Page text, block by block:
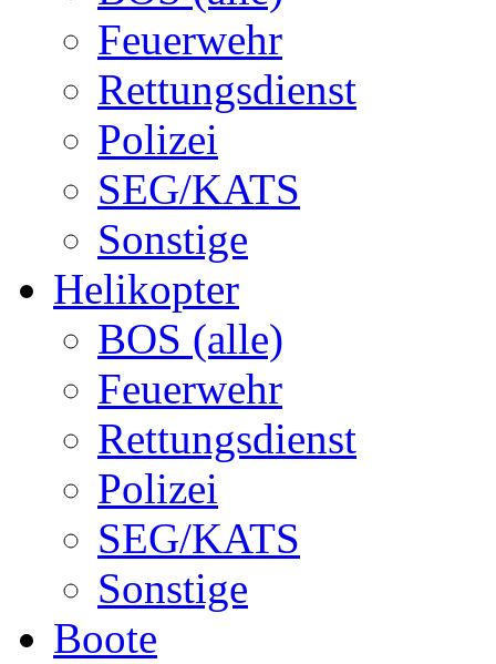
Feuerwehr
Rettungsdienst
Polizei
SEG/KATS
Sonstige
Helikopter
BOS (alle)
Feuerwehr
Rettungsdienst
Polizei
SEG/KATS
Sonstige
Boote